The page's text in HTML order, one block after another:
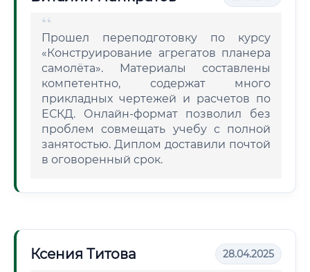
Прошел переподготовку по курсу
«Конструирование агрегатов планера
самолёта». Материалы составлены
компетентно, содержат много
прикладных чертежей и расчетов по
ЕСКД. Онлайн-формат позволил без
проблем совмещать учебу с полной
занятостью. Диплом доставили почтой
в оговоренный срок.
Ксения Титова 28.04.2025